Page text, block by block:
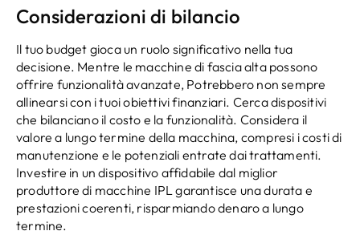
Considerazioni di bilancio
Il tuo budget gioca un ruolo significativo nella tua
decisione. Mentre le macchine di fascia alta possono
offrire funzionalità avanzate, Potrebbero non sempre
allinearsi con i tuoi obiettivi finanziari. Cerca dispositivi
che bilanciano il costo e la funzionalità. Considera il
valore a lungo termine della macchina, compresi i costi di
manutenzione e le potenziali entrate dai trattamenti.
Investire in un dispositivo affidabile dal miglior
produttore di macchine IPL garantisce una durata e
prestazioni coerenti, risparmiando denaro a lungo
termine.